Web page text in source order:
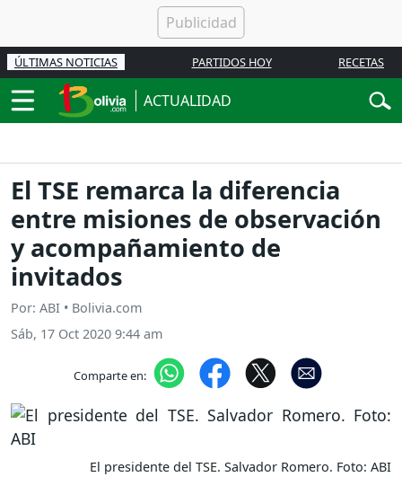
ÚLTIMAS NOTICIAS PARTIDOS HOY RECETAS
ACTUALIDAD
El TSE remarca la diferencia
entre misiones de observación
y acompañamiento de
invitados
Por: ABI • Bolivia.com
Sáb, 17 Oct 2020 9:44 am
Comparte en:
El presidente del TSE. Salvador Romero. Foto: ABI